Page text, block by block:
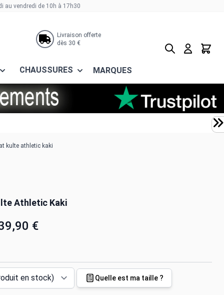
au vendredi de 10h à 17h30
Livraison offerte
dès 30 €
CHAUSSURES MARQUES
Rechercher
Panier
kulte athletic kaki
Athletic Kaki
€
Quelle est ma taille ?